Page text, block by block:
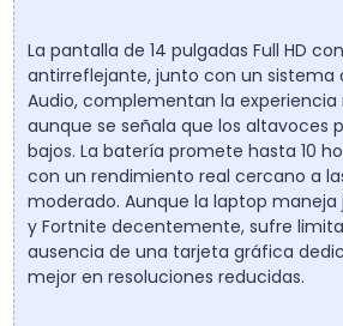
La pantalla de 14 pulgadas Full HD
antirreflejante, junto con un sistema
Audio, complementan la
aunque se señala que los altavoces
bajos. La batería promete hasta 10
con un rendimiento real cercano a
moderado. Aunque la laptop maneja
y Fortnite decentemente, sufre
ausencia de una tarjeta gráfica
mejor en resoluciones reducidas.